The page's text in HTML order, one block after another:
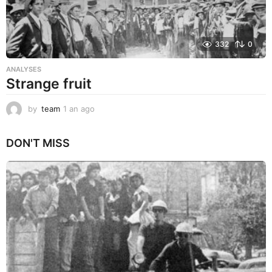
332 0
ANALYSES
Strange fruit
by team 1 an ago
o
DON'T MISS